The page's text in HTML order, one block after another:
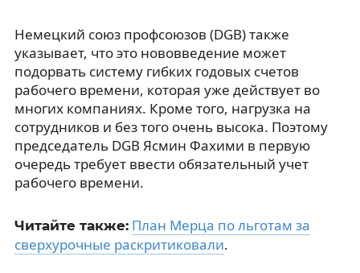
Немецкий союз профсоюзов (DGB) также
указывает, что это нововведение может
подорвать систему гибких годовых счетов
рабочего времени, которая уже действует во
многих компаниях. Кроме того, нагрузка на
сотрудников и без того очень высока. Поэтому
председатель DGB Ясмин Фахими в первую
очередь требует ввести обязательный учет
рабочего времени.
Читайте также: План Мерца по льготам за
сверхурочные раскритиковали.